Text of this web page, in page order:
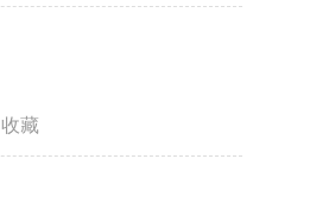
收藏